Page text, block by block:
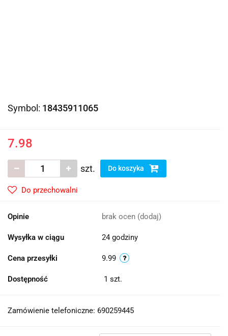
Symbol: 18435911065
7.98
szt. Do koszyka
Do przechowalni
Opinie brak ocen (dodaj)
Wysyłka w ciągu 24 godziny
Cena przesyłki 9.99
Dostępność 1 szt.
Zamówienie telefoniczne: 690259445